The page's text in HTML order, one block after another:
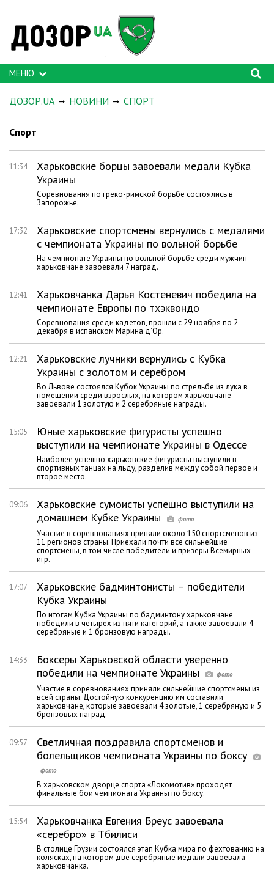
МЕНЮ
ДОЗОР.UA НОВИНИ СПОРТ
Спорт
11:34
Харьковские борцы завоевали медали Кубка
Украины
Соревнования по греко-римской борьбе состоялись в
Запорожье.
17:32
Харьковские спортсмены вернулись с медалями
с чемпионата Украины по вольной борьбе
На чемпионате Украины по вольной борьбе среди мужчин
харьковчане завоевали 7 наград.
12:41
Харьковчанка Дарья Костеневич победила на
чемпионате Европы по тхэквондо
Соревнования среди кадетов, прошли с 29 ноября по 2
декабря в испанском Марина д'Ор.
12:21
Харьковские лучники вернулись с Кубка
Украины с золотом и серебром
Во Львове состоялся Кубок Украины по стрельбе из лука в
помещении среди взрослых, на котором харьковчане
завоевали 1 золотую и 2 серебряные награды.
15:05
Юные харьковские фигуристы успешно
выступили на чемпионате Украины в Одессе
Наиболее успешно харьковские фигуристы выступили в
спортивных танцах на льду, разделив между собой первое и
второе место.
09:06
Харьковские сумоисты успешно выступили на
домашнем Кубке Украины
Участие в соревнованиях приняли около 150 спортсменов из
11 регионов страны. Приехали почти все сильнейшие
спортсмены, в том числе победители и призеры Всемирных
игр.
17:07
Харьковские бадминтонисты – победители
Кубка Украины
По итогам Кубка Украины по бадминтону харьковчане
победили в четырех из пяти категорий, а также завоевали 4
серебряные и 1 бронзовую награды.
14:33
Боксеры Харьковской области уверенно
победили на чемпионате Украины
Участие в соревнованиях приняли сильнейшие спортсмены из
всей страны. Достойную конкуренцию им составили
харьковчане, которые завоевали 4 золотые, 1 серебряную и 5
бронзовых наград.
09:57
Светличная поздравила спортсменов и
болельщиков чемпионата Украины по боксу
В харьковском дворце спорта «Локомотив» проходят
финальные бои чемпионата Украины по боксу.
15:54
Харьковчанка Евгения Бреус завоевала
«серебро» в Тбилиси
В столице Грузии состоялся этап Кубка мира по фехтованию на
колясках, на котором две серебряные медали завоевала
харьковчанка.